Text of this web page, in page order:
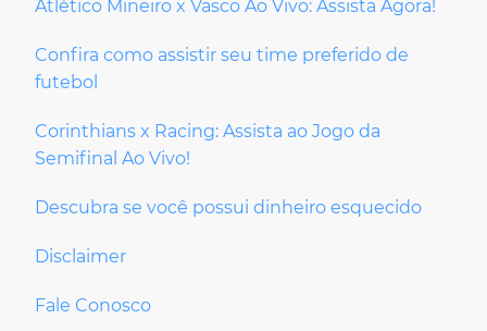
Atlético Mineiro x Vasco Ao Vivo: Assista Agora!
Confira como assistir seu time preferido de
futebol
Corinthians x Racing: Assista ao Jogo da
Semifinal Ao Vivo!
Descubra se você possui dinheiro esquecido
Disclaimer
Fale Conosco